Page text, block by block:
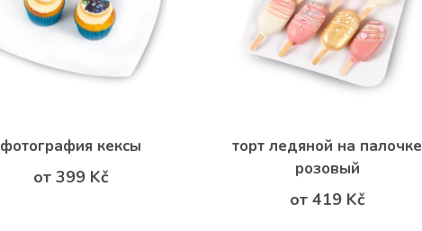
фотография кексы
от 399 Kč
торт ледяной на палочке
розовый
от 419 Kč